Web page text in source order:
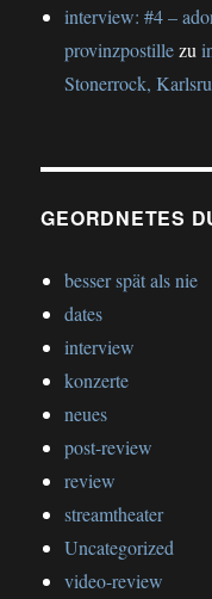
interview: #4 –
provinzpostillezu
Stonerrock,
GEORDNETES
besser spät als nie
dates
interview
konzerte
neues
post-review
review
streamtheater
Uncategorized
video-review